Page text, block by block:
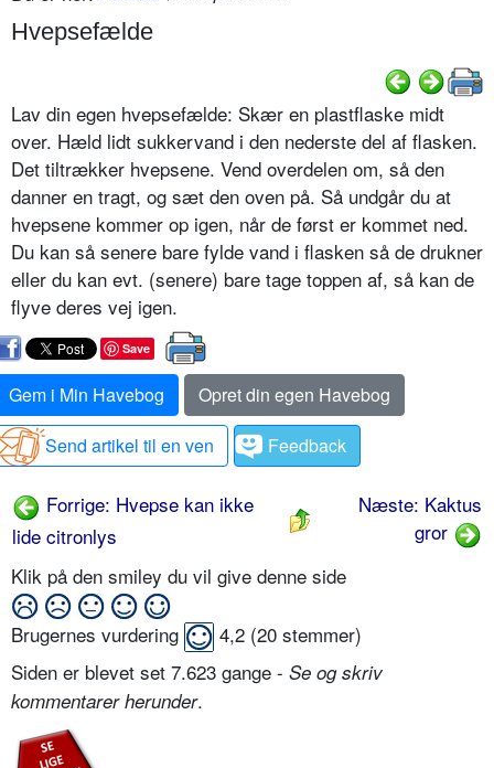
Hvepsefælde
Lav din egen hvepsefælde: Skær en plastflaske midt
over. Hæld lidt sukkervand i den nederste del af flasken.
Det tiltrækker hvepsene. Vend overdelen om, så den
danner en tragt, og sæt den oven på. Så undgår du at
hvepsene kommer op igen, når de først er kommet ned.
Du kan så senere bare fylde vand i flasken så de drukner
eller du kan evt. (senere) bare tage toppen af, så kan de
flyve deres vej igen.
Save
Gem i Min Havebog
Opret din egen Havebog
Send artikel til en ven
Feedback
Forrige: Hvepse kan ikke
lide citronlys
Næste: Kaktus
gror
Klik på den smiley du vil give denne side
Brugernes vurdering 4,2 (20 stemmer)
Siden er blevet set 7.623 gange - Se og skriv
kommentarer herunder.